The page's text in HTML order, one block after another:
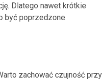
Dlatego nawet krótkie
być poprzedzone
zachować czujność przy